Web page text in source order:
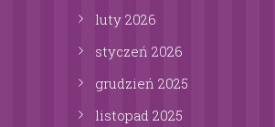
luty 2026
styczeń 2026
grudzień 2025
listopad 2025